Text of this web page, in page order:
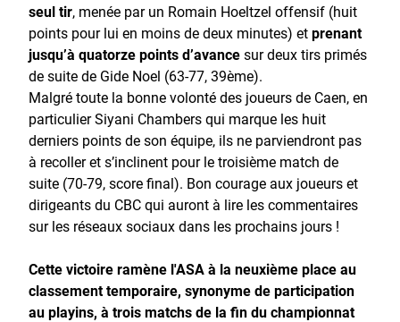
seul tir, menée par un Romain Hoeltzel offensif (huit
points pour lui en moins de deux minutes) etprenant
jusqu’à quatorze points d’avancesur deux tirs primés
de suite de Gide Noel (63-77, 39ème).
Malgré toute la bonne volonté des joueurs de Caen, en
particulier Siyani Chambers qui marque les huit
derniers points de son équipe, ils ne parviendront pas
à recoller et s’inclinent pour le troisième match de
suite (70-79, score final). Bon courage aux joueurs et
dirigeants du CBC qui auront à lire les commentaires
sur les réseaux sociaux dans les prochains jours !
Cette victoire ramène l'ASA à la neuxième place au
classement temporaire, synonyme de participation
au playins, à trois matchs de la fin du championnat